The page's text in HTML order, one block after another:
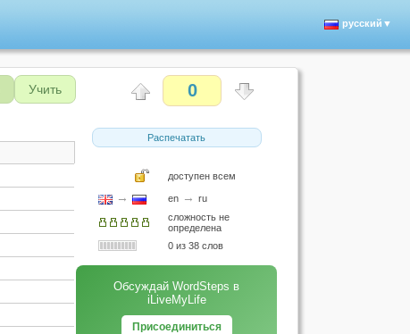
русский▼
Учить 0
Распечатать
доступен всем
→ en → ru
сложность не
определена
0 из 38 слов
Обсуждай WordSteps в
iLiveMyLife
Присоединиться